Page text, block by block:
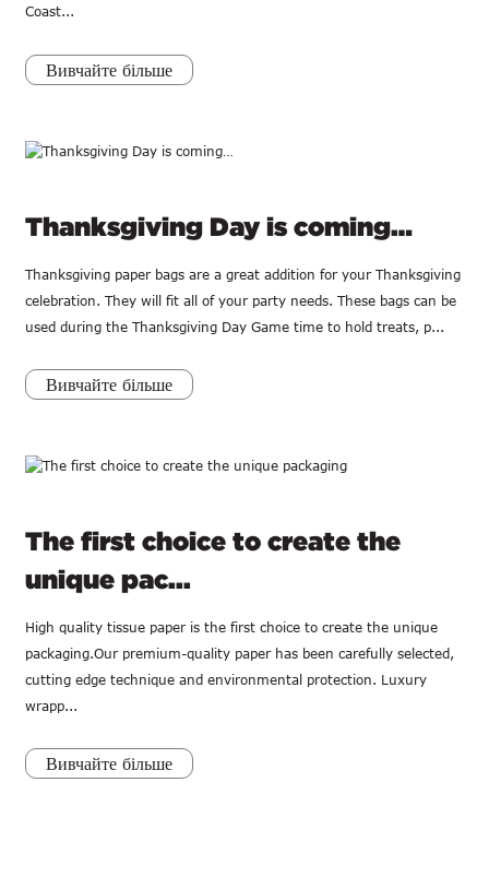
Coast...
Вивчайте більше
Thanksgiving Day is coming…
Thanksgiving paper bags are a great addition for your Thanksgiving
celebration. They will fit all of your party needs. These bags can be
used during the Thanksgiving Day Game time to hold treats, p...
Вивчайте більше
The first choice to create the
unique pac...
High quality tissue paper is the first choice to create the unique
packaging.Our premium-quality paper has been carefully selected,
cutting edge technique and environmental protection. Luxury
wrapp...
Вивчайте більше